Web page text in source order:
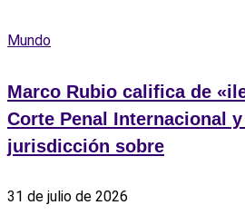
Mundo
Marco Rubio califica de
Corte Penal Internacional
jurisdicción sobre
31 de julio de 2026